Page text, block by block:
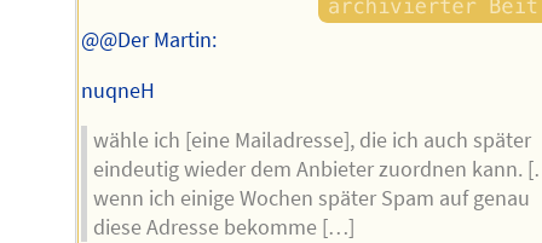
@@Der Martin:
nuqneH
wähle ich [eine Mailadresse], die ich auch später
eindeutig wieder dem Anbieter zuordnen kann.
wenn ich einige Wochen später Spam auf genau
diese Adresse bekomme […]